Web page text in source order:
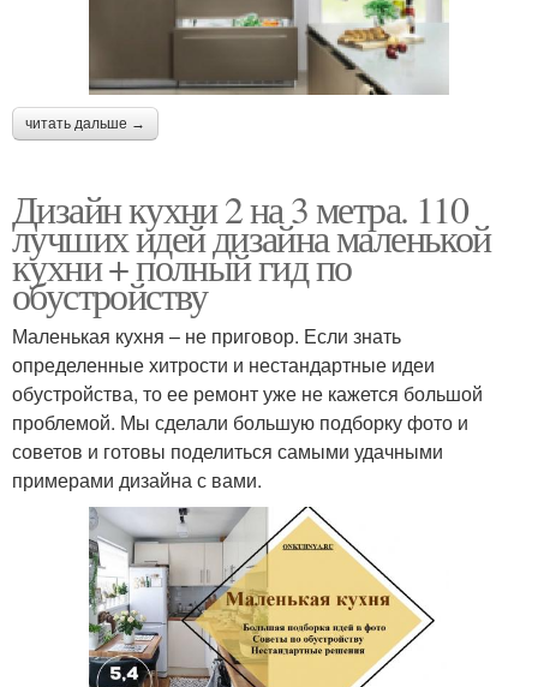
читать дальше →
Дизайн кухни 2 на 3 метра. 110
лучших идей дизайна маленькой
кухни + полный гид по
обустройству
Маленькая кухня – не приговор. Если знать
определенные хитрости и нестандартные идеи
обустройства, то ее ремонт уже не кажется большой
проблемой. Мы сделали большую подборку фото и
советов и готовы поделиться самыми удачными
примерами дизайна с вами.